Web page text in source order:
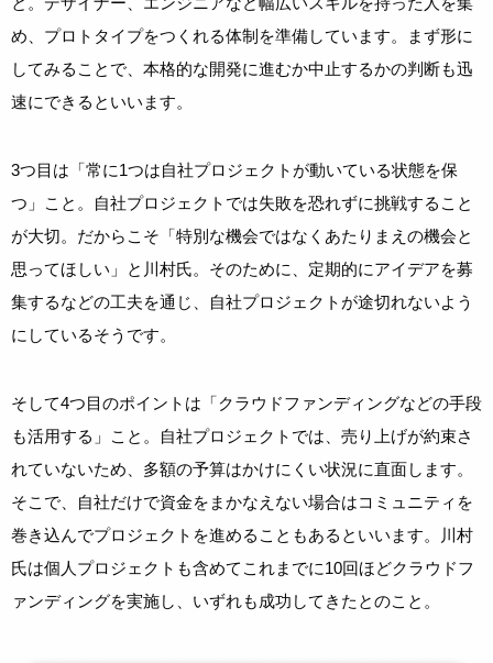
め、プロトタイプをつくれる体制を準備しています。まず形に
してみることで、本格的な開発に進むか中止するかの判断も迅
速にできるといいます。
3つ目は「常に1つは自社プロジェクトが動いている状態を保
つ」こと。自社プロジェクトでは失敗を恐れずに挑戦すること
が大切。だからこそ「特別な機会ではなくあたりまえの機会と
思ってほしい」と川村氏。そのために、定期的にアイデアを募
集するなどの工夫を通じ、自社プロジェクトが途切れないよう
にしているそうです。
そして4つ目のポイントは「クラウドファンディングなどの手段
も活用する」こと。自社プロジェクトでは、売り上げが約束さ
れていないため、多額の予算はかけにくい状況に直面します。
そこで、自社だけで資金をまかなえない場合はコミュニティを
巻き込んでプロジェクトを進めることもあるといいます。川村
氏は個人プロジェクトも含めてこれまでに10回ほどクラウドフ
ァンディングを実施し、いずれも成功してきたとのこと。